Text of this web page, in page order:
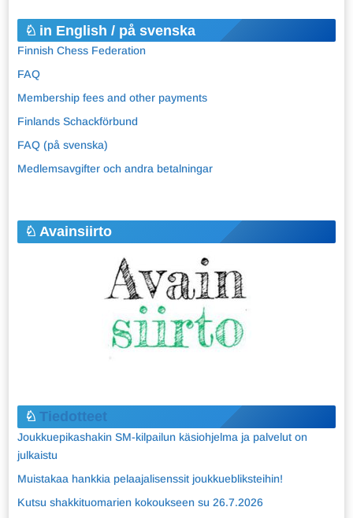
in English / på svenska
Finnish Chess Federation
FAQ
Membership fees and other payments
Finlands Schackförbund
FAQ (på svenska)
Medlemsavgifter och andra betalningar
Avainsiirto
Tiedotteet
Joukkuepikashakin SM-kilpailun käsiohjelma ja palvelut on
julkaistu
Muistakaa hankkia pelaajalisenssit joukkuebliksteihin!
Kutsu shakkituomarien kokoukseen su 26.7.2026